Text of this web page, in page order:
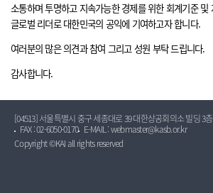
소통하며 투명하고 지속가능한 경제를 위한 회계기준 및
글로벌 리더로 대한민국의 공익에 기여하고자 합니다.
여러분의 많은 의견과 참여 그리고 성원 부탁 드립니다.
감사합니다.
[04513] 서울특별시 중구 세종대로 39 대한상공회의소 빌딩 3층
FAX : 02-6050-0170
E-MAIL : webmaster@kasb.or.kr
Copyright ©KAI all rights reserved